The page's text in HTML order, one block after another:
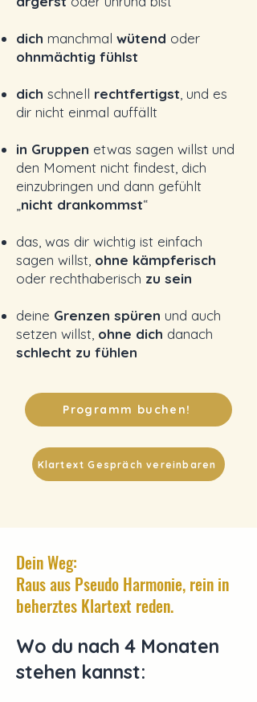
dich manchmal wütend oder
ohnmächtig fühlst
dich schnell rechtfertigst, und es
dir nicht einmal auffällt
in Gruppen etwas sagen willst und
den Moment nicht findest, dich
einzubringen und dann gefühlt
„nicht drankommst“
das, was dir wichtig ist einfach
sagen willst, ohne kämpferisch
oder rechthaberisch zu sein
deine Grenzen spüren und auch
setzen willst, ohne dich danach
schlecht zu fühlen
Programm buchen!
Klartext Gespräch vereinbaren
Dein Weg:
Raus aus Pseudo Harmonie, rein in
beherztes Klartext reden.
Wo du nach 4 Monaten
stehen kannst: